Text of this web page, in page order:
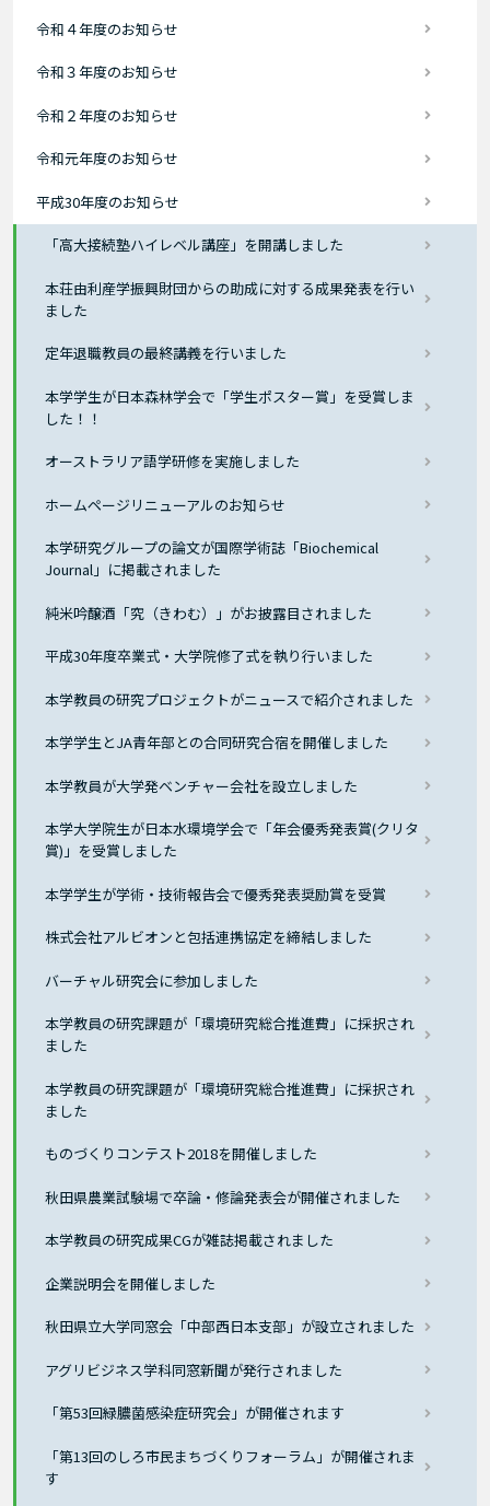
令和４年度のお知らせ
令和３年度のお知らせ
令和２年度のお知らせ
令和元年度のお知らせ
平成30年度のお知らせ
「高大接続塾ハイレベル講座」を開講しました
本荘由利産学振興財団からの助成に対する成果発表を行い
ました
定年退職教員の最終講義を行いました
本学学生が日本森林学会で「学生ポスター賞」を受賞しま
した！！
オーストラリア語学研修を実施しました
ホームページリニューアルのお知らせ
本学研究グループの論文が国際学術誌「Biochemical
Journal」に掲載されました
純米吟醸酒「究（きわむ）」がお披露目されました
平成30年度卒業式・大学院修了式を執り行いました
本学教員の研究プロジェクトがニュースで紹介されました
本学学生とJA青年部との合同研究合宿を開催しました
本学教員が大学発ベンチャー会社を設立しました
本学大学院生が日本水環境学会で「年会優秀発表賞(クリタ
賞)」を受賞しました
本学学生が学術・技術報告会で優秀発表奨励賞を受賞
株式会社アルビオンと包括連携協定を締結しました
バーチャル研究会に参加しました
本学教員の研究課題が「環境研究総合推進費」に採択され
ました
本学教員の研究課題が「環境研究総合推進費」に採択され
ました
ものづくりコンテスト2018を開催しました
秋田県農業試験場で卒論・修論発表会が開催されました
本学教員の研究成果CGが雑誌掲載されました
企業説明会を開催しました
秋田県立大学同窓会「中部西日本支部」が設立されました
アグリビジネス学科同窓新聞が発行されました
「第53回緑膿菌感染症研究会」が開催されます
「第13回のしろ市民まちづくりフォーラム」が開催されま
す